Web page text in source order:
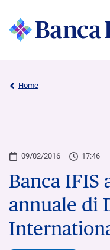
Home
09/02/2016 17:46
Banca IFIS
annuale di